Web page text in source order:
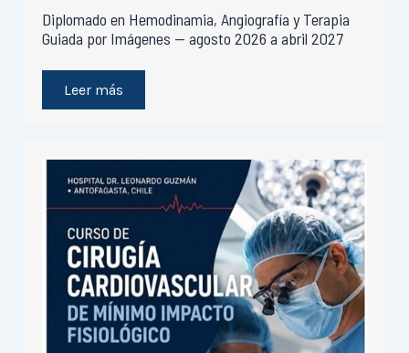
Diplomado en Hemodinamia, Angiografía y Terapia
Guiada por Imágenes — agosto 2026 a abril 2027
Leer más